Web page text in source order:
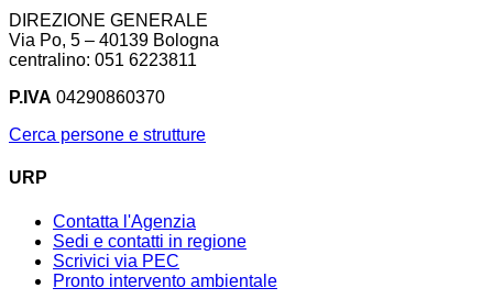
DIREZIONE GENERALE
Via Po, 5 – 40139 Bologna
centralino: 051 6223811
P.IVA 04290860370
Cerca persone e strutture
URP
Contatta l'Agenzia
Sedi e contatti in regione
Scrivici via PEC
Pronto intervento ambientale